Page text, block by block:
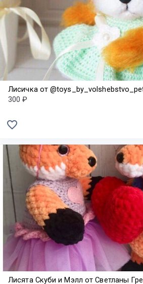
Лисичка от
300 ₽
favorite_border
Лисята Скуби и Мэлл от Светланы